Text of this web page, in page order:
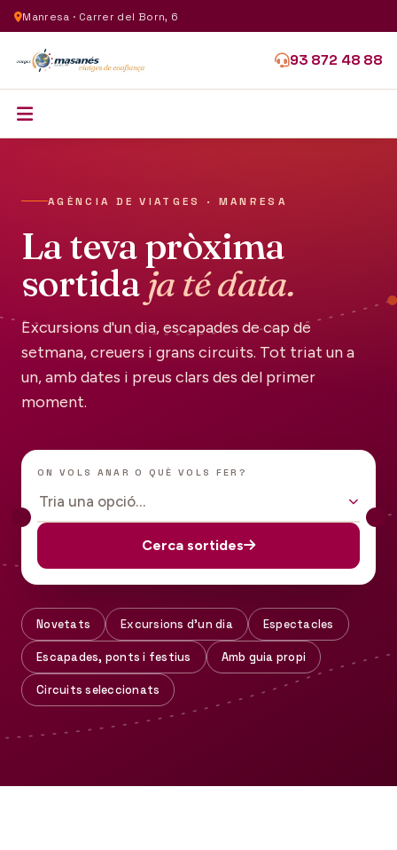
Manresa · Carrer del Born, 6
93 872 48 88
AGÈNCIA DE VIATGES · MANRESA
La teva pròxima
sortidaja té data.
Excursions d'un dia, escapades de cap de
setmana, creuers i grans circuits. Tot triat un a
un, amb dates i preus clars des del primer
moment.
ON VOLS ANAR O QUÈ VOLS FER?
Tria una opció…
Cerca sortides
Novetats Excursions d'un dia Espectacles
Escapades, ponts i festius Amb guia propi
Circuits seleccionats